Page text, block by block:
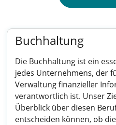
Buchhaltung
Die Buchhaltung ist ein
jedes Unternehmens, der
Verwaltung finanzieller
verantwortlich ist. Unser
Überblick über diesen
entscheiden können, ob